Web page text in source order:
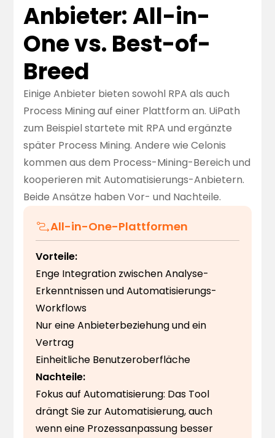
Anbieter: All-in-
One vs. Best-of-
Breed
Einige Anbieter bieten sowohl RPA als auch
Process Mining auf einer Plattform an. UiPath
zum Beispiel startete mit RPA und ergänzte
später Process Mining. Andere wie Celonis
kommen aus dem Process-Mining-Bereich und
kooperieren mit Automatisierungs-Anbietern.
Beide Ansätze haben Vor- und Nachteile.
All-in-One-Plattformen
Vorteile:
Enge Integration zwischen Analyse-
Erkenntnissen und Automatisierungs-
Workflows
Nur eine Anbieterbeziehung und ein
Vertrag
Einheitliche Benutzeroberfläche
Nachteile:
Fokus auf Automatisierung: Das Tool
drängt Sie zur Automatisierung, auch
wenn eine Prozessanpassung besser